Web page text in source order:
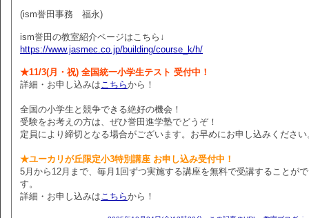
(ism誉田事務 福永)
ism誉田の教室紹介ページはこちら↓
https://www.jasmec.co.jp/building/course_k/h/
★11/3(月・祝) 全国統一小学生テスト 受付中！
詳細・お申し込みはこちらから！
全国の小学生と競争できる絶好の機会！
受験をお考えの方は、ぜひ誉田進学塾でどうぞ！
定員により締切となる場合がございます。お早めにお申し込みください
★ユーカリが丘限定小3特別講座 お申し込み受付中！
5月から12月まで、毎月1回ずつ実施する講座を無料で受講することが
す。
詳細・お申し込みはこちらから！